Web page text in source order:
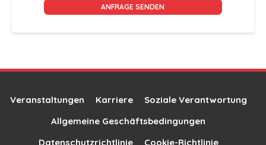
Veranstaltungen Karriere
Soziale Verantwortung
Allgemeine Geschäftsbedingungen
Datenschutzrichtlinie
Cookie-Richtlinie